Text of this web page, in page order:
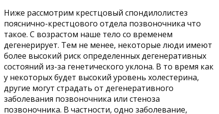
Ниже рассмотрим крестцовый спондилолистез
пояснично-крестцового отдела позвоночника что
такое. С возрастом наше тело со временем
дегенерирует. Тем не менее, некоторые люди имеют
более высокий риск определенных дегенеративных
состояний из-за генетического уклона. В то время как
у некоторых будет высокий уровень холестерина,
другие могут страдать от дегенеративного
заболевания позвоночника или стеноза
позвоночника. В частности, одно заболевание,